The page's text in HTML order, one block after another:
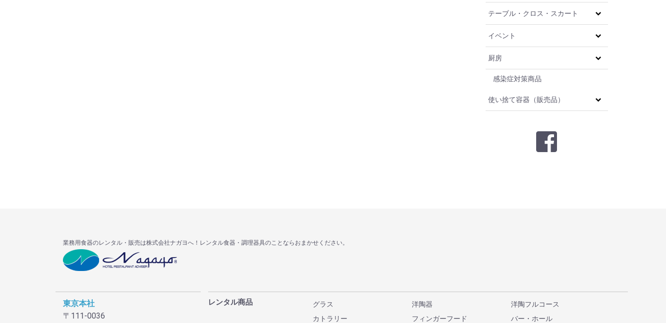
テーブル・クロス・スカート
イベント
厨房
感染症対策商品
使い捨て容器（販売品）
業務用食器のレンタル・販売は株式会社ナガヨへ！レンタル食器・調理器具のことならおまかせください。
東京本社
〒111-0036
レンタル商品 グラス 洋陶器
洋陶フルコース
カトラリー
フィンガーフード
バー・ホール